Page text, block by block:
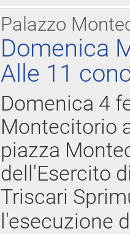
Palazzo
Domenica
Alle 11
Domenica 4
Montecitorio
piazza
dell'Esercito
Triscari
l'esecuzione